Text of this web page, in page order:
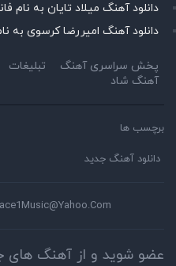
دانلود آهنگ میلاد تایان به نام
دانلود آهنگ امیررضا کرسوی به
پخش سراسری آهنگ تبلیغات
آهنگ شاد
برچسب ها
دانلود آهنگ جدید
عضو شوید و از آهنگ های